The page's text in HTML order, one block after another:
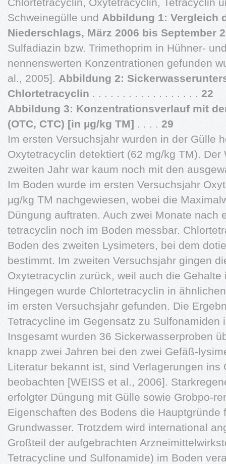
Schweinegülle und Abbildung 1: Vergleich
Niederschlags, März 2006 bis September
Sulfadiazin bzw. Trimethoprim in Hühner-
nennenswerten Konzentrationen gefunden
al., 2005]. Abbildung 2:
Chlortetracyclin . . . . . . . . . . . . . . . . . . 22
Abbildung 3: Konzentrationsverlauf mit
(OTC, CTC) [in µg/kg TM] . . . . 29
Im ersten Versuchsjahr wurden in der Gülle
Oxytetracyclin detektiert (62 mg/kg TM). Der
zweiten Jahr war kaum noch mit den
Im Boden wurde im ersten Versuchsjahr
µg/kg TM nachgewiesen, wobei die
Düngung auftraten. Auch zwei Monate nach
tetracyclin noch im Boden messbar.
Boden des zweiten Lysimeters, bei dem
bestimmt. Im zweiten Versuchsjahr gingen
Oxytetracyclin zurück, weil auch die
Hingegen wurde Chlortetracyclin in
im ersten Versuchsjahr gefunden. Die
Tetracycline im Gegensatz zu Sulfonamiden
Insgesamt wurden 36 Sickerwasserproben
knapp zwei Jahren bei den zwei Gefäß-
Literatur bekannt ist, sind Verlagerungen ins
beobachten [WEISS et al., 2006].
erfolgter Düngung mit Gülle sowie Grobpo-
Eigenschaften des Bodens die Hauptgründe
Grundwasser. Trotzdem wird international
Großteil der aufgebrachten
Tetracycline und Sulfonamide) im Boden